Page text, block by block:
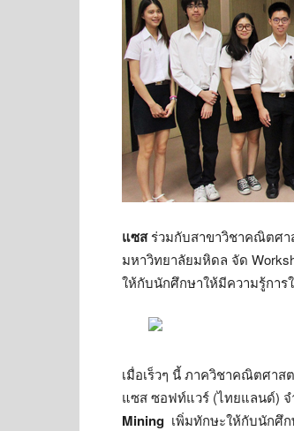
แซสร่วมกับสาขาวิชาคณิตศา
มหาวิทยาลัยมหิดล จัด
ให้กับนักศึกษาให้มีความรู้กา
เมื่อเร็วๆ นี้ ภาควิชาคณิตศา
แซส ซอฟท์แวร์ (ไทยแลนด์) จ
Mining เพิ่มทักษะให้กับนักศึ